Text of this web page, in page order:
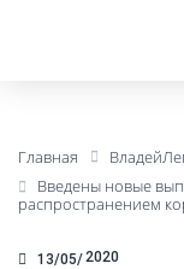
Главная
Введены новые
распространением
13/05 2020